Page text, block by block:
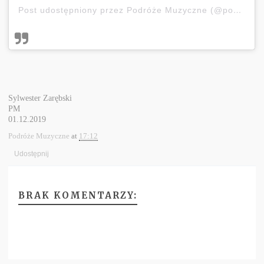
Post udostępniony przez Podróże Muzyczne (@podrozemuzyczne)
Sylwester Zarębski
PM
01.12.2019
Podróże Muzyczne at 17:12
Udostępnij
BRAK KOMENTARZY: